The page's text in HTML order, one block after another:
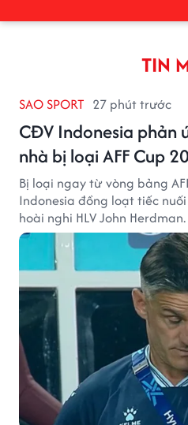
TIN
SAO SPORT 27 phút trước
CĐV Indonesia phản
nhà bị loại AFF Cup
Bị loại ngay từ vòng bảng
Indonesia đồng loạt tiếc nuối
hoài nghi HLV John Herdman.